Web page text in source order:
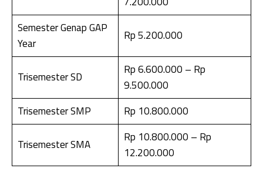
Semester Genap GAP
Year
Rp 5.200.000
Trisemester SD
Rp 6.600.000 – Rp
9.500.000
Trisemester SMP
Rp 10.800.000
Trisemester SMA
Rp 10.800.000 – Rp
12.200.000